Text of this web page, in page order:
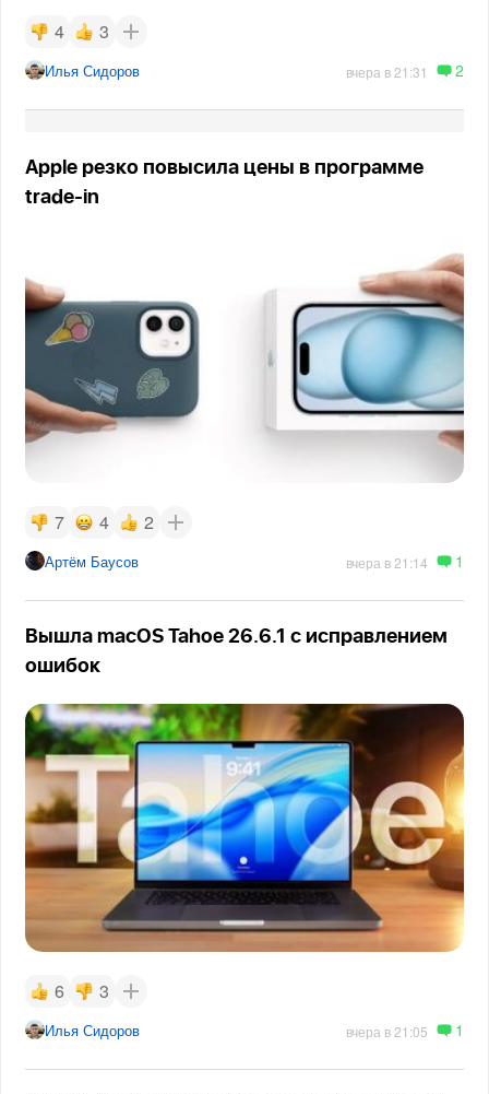
4 3
Илья Сидоров вчера в 21:31 2
Apple резко повысила цены в программе
trade-in
7 4 2
Артём Баусов вчера в 21:14 1
Вышла macOS Tahoe 26.6.1 с исправлением
ошибок
6 3
Илья Сидоров вчера в 21:05 1